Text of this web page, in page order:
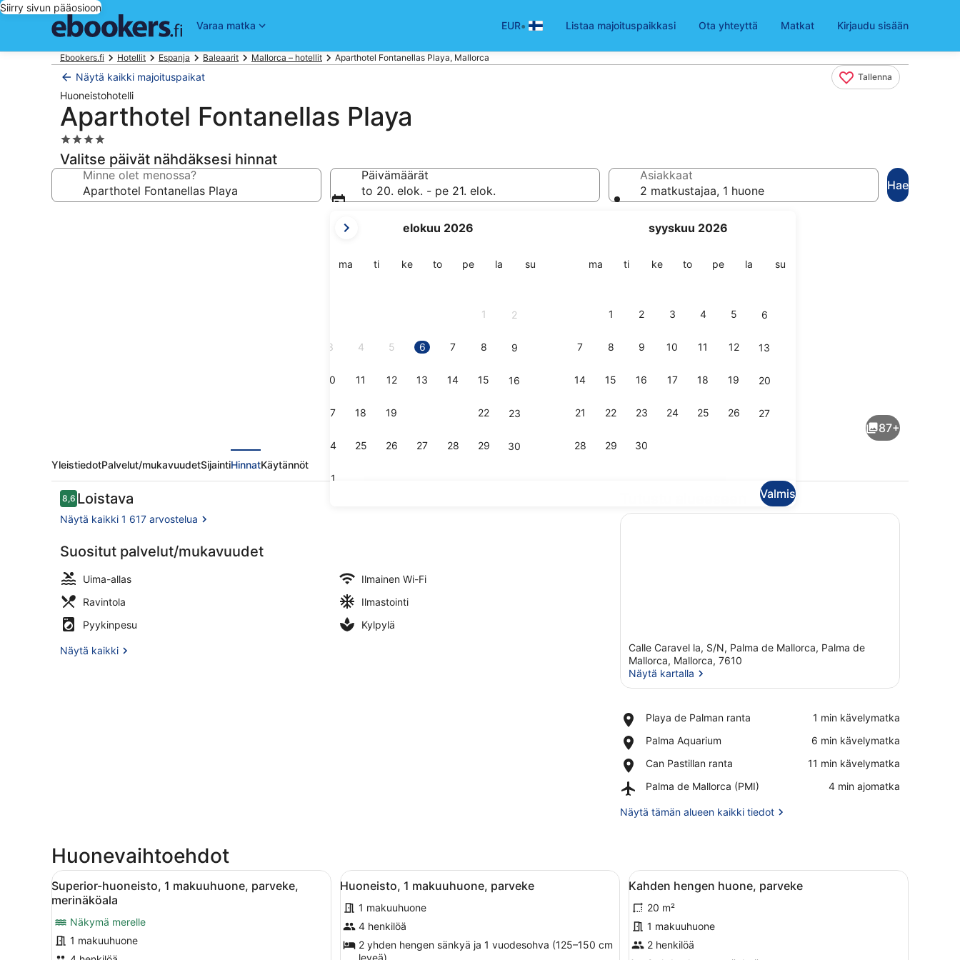
Siirry sivun pääosioon
Varaa matka
EUR• Listaa majoituspaikkasi Ota yhteyttä Matkat Kirjaudu sisään
Ebookers.fi Hotellit Espanja Baleaarit Mallorca – hotellit Aparthotel Fontanellas Playa, Mallorca
Näytä kaikki majoituspaikat Tallenna
Huoneistohotelli
Aparthotel Fontanellas Playa
4.0
tähden
majoituspaikka
Valitse päivät nähdäksesi hinnat
Minne olet menossa?
Päivämäärät
to 20. elok. - pe 21. elok.
kuukautesi
August
elokuu 2026
mamaanantai
titiistaikekeskiviikko
totorstai
peperjantai
la lauantai
susunnuntai
1 2
3 4 5 6 7 8 9
10 11 12 13 14 15 16
17 18 19 22 23
24 25 26 27 28 29 30
31
syyskuu 2026
mamaanantai
titiistaikekeskiviikko
totorstai
peperjantai
la lauantai
susunnuntai
1 2 3 4 5 6
7 8 9 10 11 12 13
14 15 16 17 18 19 20
21 22 23 24 25 26 27
28 29 30
Valmis
Asiakkaat
2 matkustajaa, 1 huone
Hae
Deluxe-kattohuoneisto, 2 makuuhuonetta, poreamme, merinäköala | Näkymä
Deluxe-kattohuoneisto, 2
87+
YleistiedotPalvelut/mukavuudetSijaintiHinnatKäytännöt
Arvostelut
8,68,6 kautta 10.
Loistava
Näytä kaikki 1 617 arvostelua
Suositut palvelut/mukavuudet
Uima-allas
Ilmainen Wi-Fi
Ravintola
Ilmastointi
Pyykinpesu
Kylpylä
Näytä kaikki
Calle Caravel la, S/N, Palma de Mallorca, Palma de
Mallorca, Mallorca, 7610
Näytä kartalla
Playa de Palman ranta
Place,
de
ranta
‪1 min kävelymatka‬
Palma Aquarium
Place,
Aquarium
‪6 min kävelymatka‬
Can Pastillan ranta
Place,
Pastillan
‪11 min kävelymatka‬
Palma de Mallorca (PMI)
Airport,
de
‪4 min ajomatka‬
Näytä tämän alueen kaikki tiedot
Huonevaihtoehdot
Avaa
kaikki
huonetyypin
Superior-
huoneisto,
Makuuhuoneessa on sänky, seinälle asennettu televisio ja vaatekaappi.
6
Superior-huoneisto, 1 makuuhuone, parveke,
merinäköala
Näkymä merelle
1 makuuhuone
Avaa
kaikki
huonetyypin
Huoneisto,
1
Moderni makuuhuone, jossa on suuri sänky, puinen vaatekaappi ja yöpöytä.
6
Huoneisto, 1 makuuhuone, parveke
1 makuuhuone
4 henkilöä
2 yhden hengen sänkyä ja 1 vuodesohva (125–150 cm
leveä)
Avaa
kaikki
huonetyypin
Kahden
hengen
Moderni hotellihuone, jossa on suuri
4
Kahden hengen huone, parveke
20 m²
1 makuuhuone
2 henkilöä